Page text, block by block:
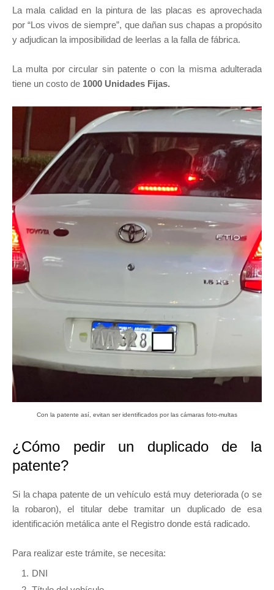
La mala calidad en la pintura de las placas es aprovechada
por “Los vivos de siempre”, que dañan sus chapas a propósito
y adjudican la imposibilidad de leerlas a la falla de fábrica.
La multa por circular sin patente o con la misma adulterada
tiene un costo de 1000 Unidades Fijas.
Con la patente así, evitan ser identificados por las cámaras foto-multas
¿Cómo pedir un duplicado de la
patente?
Si la chapa patente de un vehículo está muy deteriorada (o se
la robaron), el titular debe tramitar un duplicado de esa
identificación metálica ante el Registro donde está radicado.
Para realizar este trámite, se necesita:
DNI